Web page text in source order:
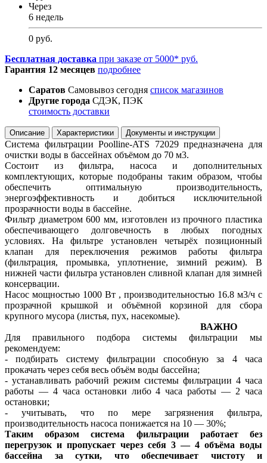
Через
6 недель
0 руб.
Бесплатная доставка при заказе от 5000* руб.
Гарантия 12 месяцев подробнее
Саратов Самовывоз сегодня список магазинов
Другие города СДЭК, ПЭК
стоимость доставки
Описание Характеристики Документы и инструкции
Система фильтрации Poolline-ATS 72029 предназначена для
очистки воды в бассейнах объёмом до 70 м3.
Состоит из фильтра, насоса и дополнительных
комплектующих, которые подобраны таким образом, чтобы
обеспечить оптимальную производительность,
энергоэффективность и добиться исключительной
прозрачности воды в бассейне.
Фильтр диаметром 600 мм, изготовлен из прочного пластика
обеспечивающего долговечность в любых погодных
условиях. На фильтре установлен четырёх позиционный
клапан для переключения режимов работы фильтра
(фильтрация, промывка, уплотнение, зимний режим). В
нижней части фильтра установлен сливной клапан для зимней
консервации.
Насос мощностью 1000 Вт , производительностью 16.8 м3/ч с
прозрачной крышкой и объёмной корзиной для сбора
крупного мусора (листья, пух, насекомые).
ВАЖНО
Для правильного подбора системы фильтрации мы
рекомендуем:
- подбирать систему фильтрации способную за 4 часа
прокачать через себя весь объём воды бассейна;
- устанавливать рабочий режим системы фильтрации 4 часа
работы — 4 часа остановки либо 4 часа работы — 2 часа
остановки;
- учитывать, что по мере загрязнения фильтра,
производительность насоса понижается на 10 — 30%;
Таким образом система фильтрации работает без
перегрузок и пропускает через себя 3 — 4 объёма воды
бассейна за сутки, что обеспечивает чистоту и